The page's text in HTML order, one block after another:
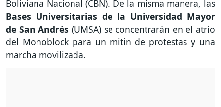
Boliviana Nacional (CBN). De la misma manera, las
Bases Universitarias de la Universidad Mayor
de San Andrés (UMSA) se concentrarán en el atrio
del Monoblock para un mitin de protestas y una
marcha movilizada.